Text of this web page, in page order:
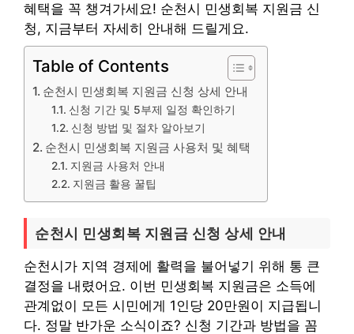
혜택을 꼭 챙겨가세요! 순천시 민생회복 지원금 신
청, 지금부터 자세히 안내해 드릴게요.
Table of Contents
순천시 민생회복 지원금 신청 상세 안내
신청 기간 및 5부제 일정 확인하기
신청 방법 및 절차 알아보기
순천시 민생회복 지원금 사용처 및 혜택
지원금 사용처 안내
지원금 활용 꿀팁
순천시 민생회복 지원금 신청 상세 안내
순천시가 지역 경제에 활력을 불어넣기 위해 통 큰
결정을 내렸어요. 이번 민생회복 지원금은 소득에
관계없이 모든 시민에게 1인당 20만원이 지급됩니
다. 정말 반가운 소식이죠? 신청 기간과 방법을 꼼